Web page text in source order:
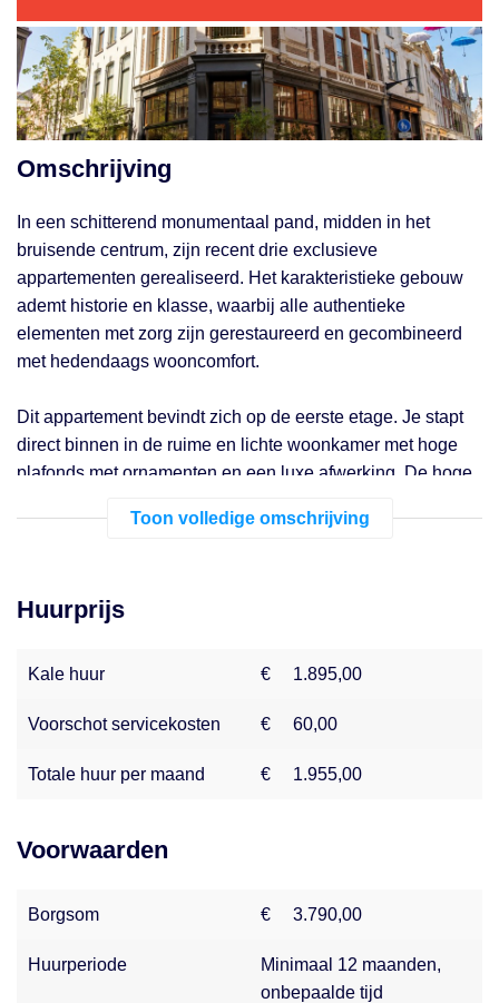
Omschrijving
In een schitterend monumentaal pand, midden in het
bruisende centrum, zijn recent drie exclusieve
appartementen gerealiseerd. Het karakteristieke gebouw
ademt historie en klasse, waarbij alle authentieke
elementen met zorg zijn gerestaureerd en gecombineerd
met hedendaags wooncomfort.
Dit appartement bevindt zich op de eerste etage. Je stapt
direct binnen in de ruime en lichte woonkamer met hoge
plafonds met ornamenten en een luxe afwerking. De hoge
uniek. De open keuken is van alle gemakken voorzien,
vaatwasser. De slaapkamer is af te sluiten met originele
badkamer. De badkamer is uitgerust met een luxe
toilet.
Bijzonderheden:
- Authentieke elementen behouden
- Gelegen in hartje binnenstad
Interesse om een kijkje te nemen? Neem dan snel contact
Toon volledige omschrijving
Huurprijs
Kale huur € 1.895,00
Voorschot servicekosten € 60,00
Totale huur per maand € 1.955,00
Voorwaarden
Borgsom € 3.790,00
Huurperiode
Minimaal 12 maanden,
onbepaalde tijd